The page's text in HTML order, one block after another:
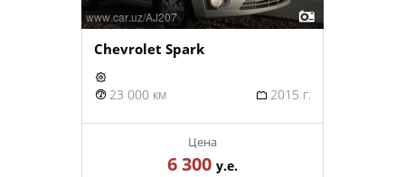
Chevrolet Spark
23 000 км 2015 г.
Цена
6 300 у.е.